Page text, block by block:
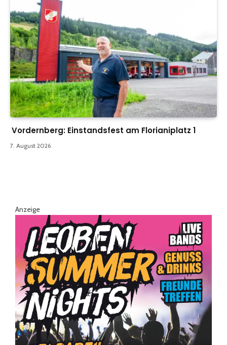
Vordernberg: Einstandsfest am Florianiplatz 1
7. August 2026
Anzeige